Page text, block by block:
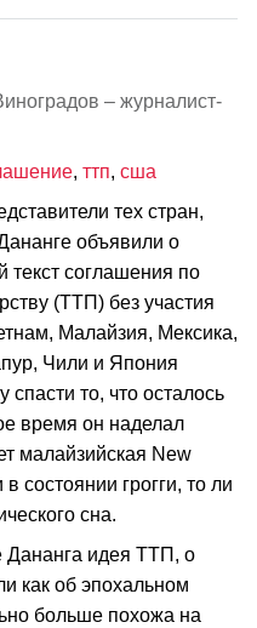
– журналист-
, ттп, сша
тех стран,
объявили о
соглашения по
(ТТП) без участия
Малайзия, Мексика,
Чили и Япония
то, что осталось
время он наделал
малайзийская New
состоянии грогги, то ли
сна.
Дананга идея ТТП, о
как об эпохальном
больше похожа на